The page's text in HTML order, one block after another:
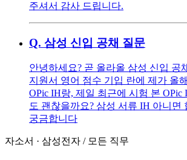
주셔서 감사 드립니다.
Q. 삼성 신입 공채 질문
안녕하세요? 곧 올라올 삼성 신입 공
지원서 영어 점수 기입 란에 제가 올
OPic IH랑, 제일 최근에 시험 본 OPic
도 괜찮을까요? 삼성 서류 IH 아니면
궁금합니다
자소서 · 삼성전자 / 모든 직무